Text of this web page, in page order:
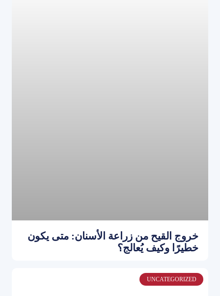
خروج القيح من زراعة الأسنان: متى يكون
خطيرًا وكيف يُعالج؟
UNCATEGORIZED